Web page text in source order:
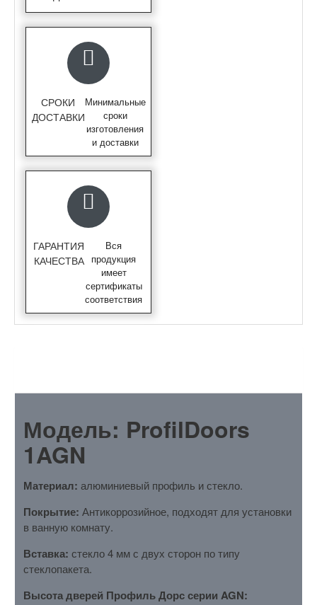
СРОКИ
ДОСТАВКИ
Минимальные
сроки
изготовления
и доставки
ГАРАНТИЯ
КАЧЕСТВА
Вся
продукция
имеет
сертификаты
соответствия
Модель: ProfilDoors
1AGN
Материал: алюминиевый профиль и стекло.
Покрытие: Антикоррозийное, подходят для установки
в ванную комнату.
Вставка: стекло 4 мм с двух сторон по типу
стеклопакета.
Высота дверей Профиль Дорс серии AGN: